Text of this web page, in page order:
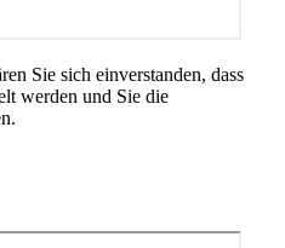
Sie sich einverstanden, dass
werden und Sie die